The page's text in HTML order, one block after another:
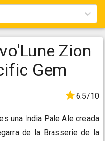
Zion
Gem
6.5/10
una India Pale Ale creada
de la Brasserie de la